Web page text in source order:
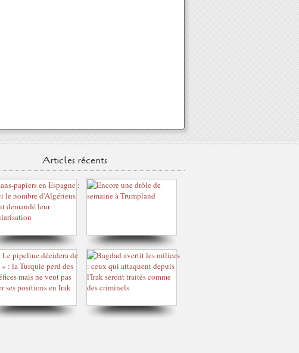
Articles récents